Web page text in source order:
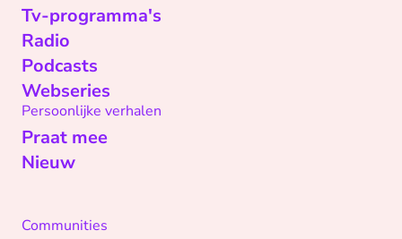
Tv-programma's
Radio
Podcasts
Webseries
Persoonlijke verhalen
Praat mee
Nieuw
Communities